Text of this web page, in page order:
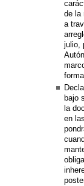
de la
a
julio,
bajo
la
en